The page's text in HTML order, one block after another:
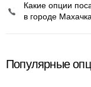
Какие опции
в городе
Популярные